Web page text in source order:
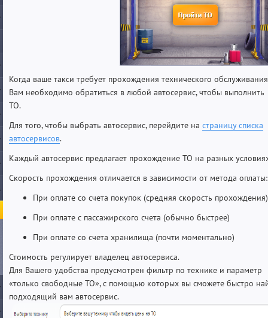
Когда ваше такси требует прохождения технического
Вам необходимо обратиться в любой автосервис, чтобы выполнить
ТО.
Для того, чтобы выбрать автосервис, перейдите на страницу списка
автосервисов.
Каждый автосервис предлагает прохождение ТО на разных
Скорость прохождения отличается в зависимости от метода оплаты:
При оплате со счета покупок (средняя скорость прохождения)
При оплате с пассажирского счета (обычно быстрее)
При оплате cо счета хранилища (почти моментально)
Стоимость регулирует владелец автосервиса.
Для Вашего удобства предусмотрен фильтр по технике и параметр
«только свободные ТО», с помощью которых вы сможете быстро
подходящий вам автосервис.